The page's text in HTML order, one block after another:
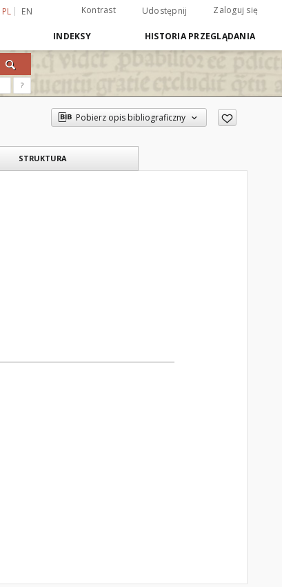
PL EN Kontrast Udostępnij Zaloguj się
INDEKSY HISTORIA PRZEGLĄDANIA
?
Pobierz opis bibliograficzny
STRUKTURA